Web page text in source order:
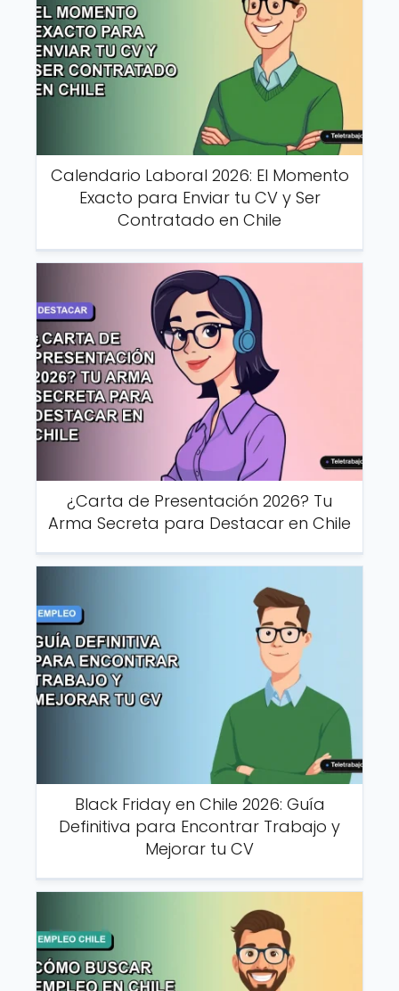
Calendario Laboral 2026: El Momento
Exacto para Enviar tu CV y Ser
Contratado en Chile
¿Carta de Presentación 2026? Tu
Arma Secreta para Destacar en Chile
Black Friday en Chile 2026: Guía
Definitiva para Encontrar Trabajo y
Mejorar tu CV